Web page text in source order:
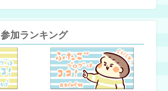
参加ランキング